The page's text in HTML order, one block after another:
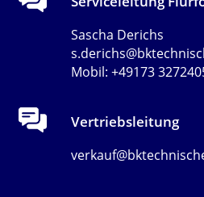
Sascha Derichs
Mobil: +49173
Vertriebsleitung